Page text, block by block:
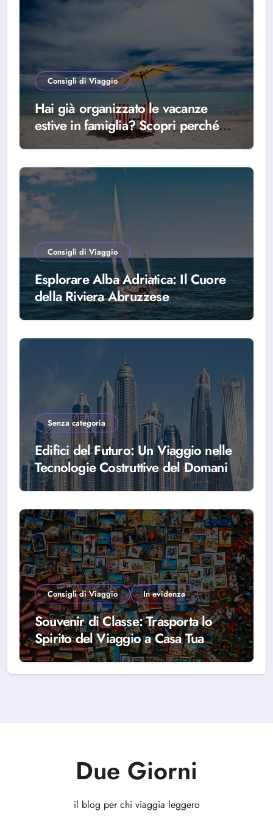
Consigli di Viaggio
Hai già organizzato le vacanze
estive in famiglia? Scopri perché
scegliere Alba Adriatica
Consigli di Viaggio
Esplorare Alba Adriatica: Il Cuore
della Riviera Abruzzese
Senza categoria
Edifici del Futuro: Un Viaggio nelle
Tecnologie Costruttive del Domani
Consigli di Viaggio In evidenza
Souvenir di Classe: Trasporta lo
Spirito del Viaggio a Casa Tua
Due Giorni
il blog per chi viaggia leggero